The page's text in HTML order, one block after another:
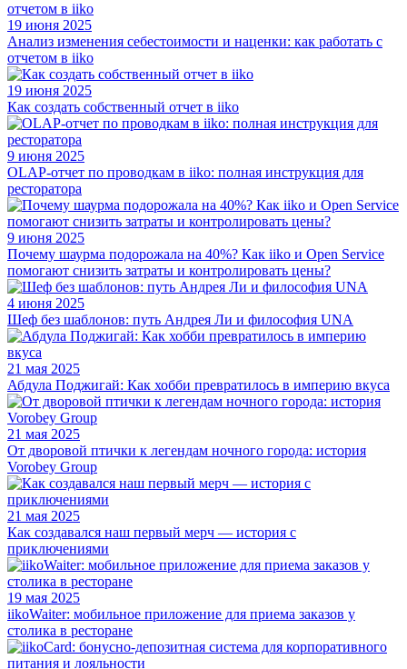
19 июня 2025
Анализ изменения себестоимости и наценки: как работать с
отчетом в iiko
19 июня 2025
Как создать собственный отчет в iiko
9 июня 2025
OLAP-отчет по проводкам в iiko: полная инструкция для
ресторатора
9 июня 2025
Почему шаурма подорожала на 40%? Как iiko и Open Service
помогают снизить затраты и контролировать цены?
4 июня 2025
Шеф без шаблонов: путь Андрея Ли и философия UNA
21 мая 2025
Абдула Поджигай: Как хобби превратилось в империю вкуса
21 мая 2025
От дворовой птички к легендам ночного города: история
Vorobey Group
21 мая 2025
Как создавался наш первый мерч — история с
приключениями
19 мая 2025
iikoWaiter: мобильное приложение для приема заказов у
столика в ресторане